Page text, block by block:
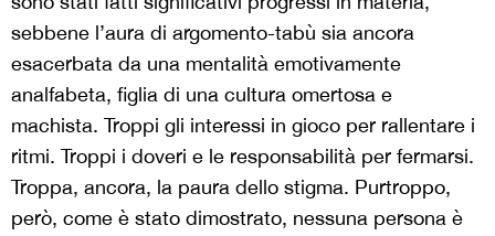
sebbene l’aura di argomento-tabù sia ancora
esacerbata da una mentalità emotivamente
analfabeta, figlia di una cultura omertosa e
machista. Troppi gli interessi in gioco per rallentare i
ritmi. Troppi i doveri e le responsabilità per fermarsi.
Troppa, ancora, la paura dello stigma. Purtroppo,
però, come è stato dimostrato, nessuna persona è